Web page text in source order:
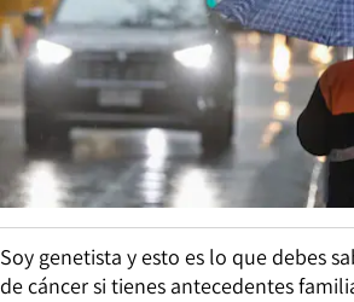
Soy genetista y esto es lo que debes
de cáncer si tienes antecedentes